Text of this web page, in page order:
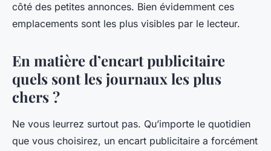
côté des petites annonces. Bien évidemment ces
emplacements sont les plus visibles par le lecteur.
En matière d’encart publicitaire
quels sont les journaux les plus
chers ?
Ne vous leurrez surtout pas. Qu’importe le quotidien
que vous choisirez, un encart publicitaire a forcément